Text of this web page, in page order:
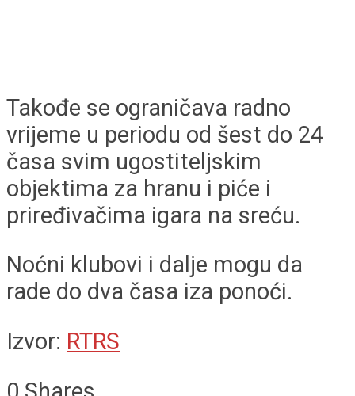
Takođe se ograničava radno
vrijeme u periodu od šest do 24
časa svim ugostiteljskim
objektima za hranu i piće i
priređivačima igara na sreću.
Noćni klubovi i dalje mogu da
rade do dva časa iza ponoći.
Izvor: RTRS